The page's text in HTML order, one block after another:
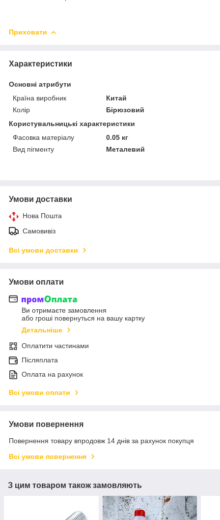
Приховати
Характеристики
Основні атрибути
Країна виробник
Китай
Колір
Бірюзовий
Користувальницькі характеристики
Фасовка матеріалу
0.05 кг
Вид пігменту
Металевий
Умови доставки
Нова Пошта
Самовивіз
Всі умови доставки
Умови оплати
Ви отримаєте замовлення
або гроші повернуться на вашу картку
Детальніше
Оплатити частинами
Післяплата
Оплата на рахунок
Всі умови оплати
Умови повернення
Повернення товару впродовж 14 днів за рахунок покупця
Всі умови повернення
З цим товаром також замовляють